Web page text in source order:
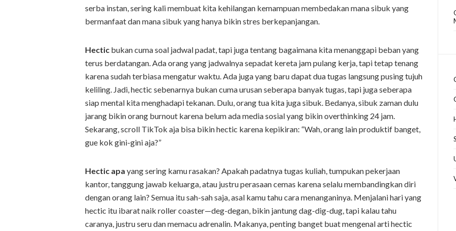
serba instan, sering kali membuat kita kehilangan kemampuan membedakan mana sibuk yang
bermanfaat dan mana sibuk yang hanya bikin stres berkepanjangan.
Hectic bukan cuma soal jadwal padat, tapi juga tentang bagaimana kita menanggapi beban yang
terus berdatangan. Ada orang yang jadwalnya sepadat kereta jam pulang kerja, tapi tetap tenang
karena sudah terbiasa mengatur waktu. Ada juga yang baru dapat dua tugas langsung pusing tujuh
keliling. Jadi, hectic sebenarnya bukan cuma urusan seberapa banyak tugas, tapi juga seberapa
siap mental kita menghadapi tekanan. Dulu, orang tua kita juga sibuk. Bedanya, sibuk zaman dulu
jarang bikin orang burnout karena belum ada media sosial yang bikin overthinking 24 jam.
Sekarang, scroll TikTok aja bisa bikin hectic karena kepikiran: “Wah, orang lain produktif banget,
gue kok gini-gini aja?”
Hectic apa yang sering kamu rasakan? Apakah padatnya tugas kuliah, tumpukan pekerjaan
kantor, tanggung jawab keluarga, atau justru perasaan cemas karena selalu membandingkan diri
dengan orang lain? Semua itu sah-sah saja, asal kamu tahu cara menanganinya. Menjalani hari yang
hectic itu ibarat naik roller coaster—deg-degan, bikin jantung dag-dig-dug, tapi kalau tahu
caranya, justru seru dan memacu adrenalin. Makanya, penting banget buat mengenal arti hectic